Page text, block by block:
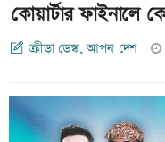
কোয়ার্টার ফাইনালে
ক্রীড়া ডেস্ক, আপন দেশ